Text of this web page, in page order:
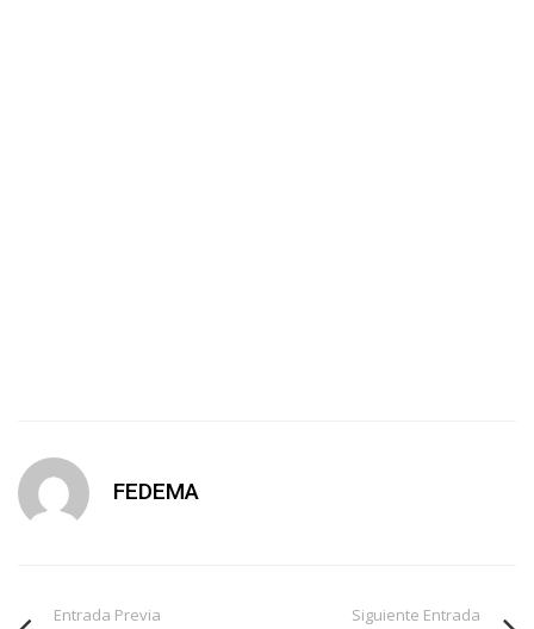
FEDEMA
Entrada Previa Siguiente Entrada